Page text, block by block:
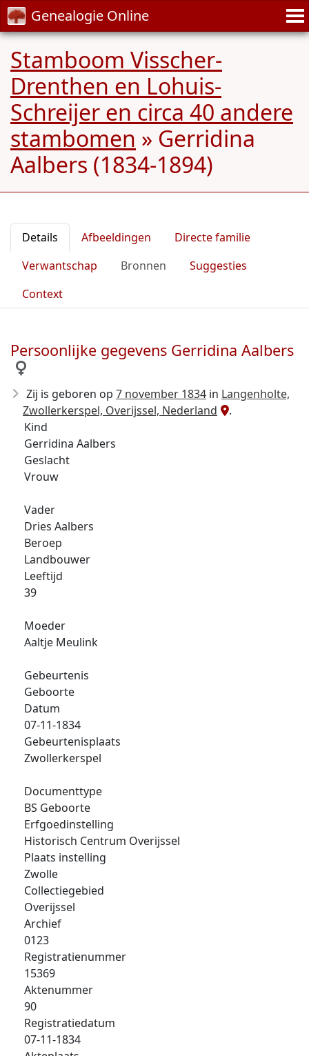
Genealogie Online
Stamboom Visscher-
Drenthen en Lohuis-
Schreijer en circa 40 andere
stambomen » Gerridina
Aalbers (1834-1894)
Details Afbeeldingen
Directe familie
Verwantschap
Bronnen
Suggesties
Context
Persoonlijke gegevens Gerridina Aalbers
Zij is geboren op 7 november 1834 in Langenholte,
Zwollerkerspel, Overijssel, Nederland
.
Kind
Gerridina Aalbers
Geslacht
Vrouw
Vader
Dries Aalbers
Beroep
Landbouwer
Leeftijd
39
Moeder
Aaltje Meulink
Gebeurtenis
Geboorte
Datum
07-11-1834
Gebeurtenisplaats
Zwollerkerspel
Documenttype
BS Geboorte
Erfgoedinstelling
Historisch Centrum Overijssel
Plaats instelling
Zwolle
Collectiegebied
Overijssel
Archief
0123
Registratienummer
15369
Aktenummer
90
Registratiedatum
07-11-1834